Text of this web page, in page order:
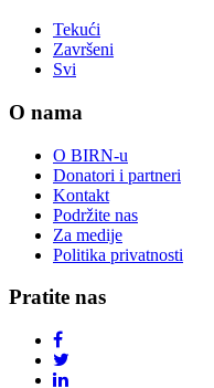
Tekući
Završeni
Svi
O nama
O BIRN-u
Donatori i partneri
Kontakt
Podržite nas
Za medije
Politika privatnosti
Pratite nas